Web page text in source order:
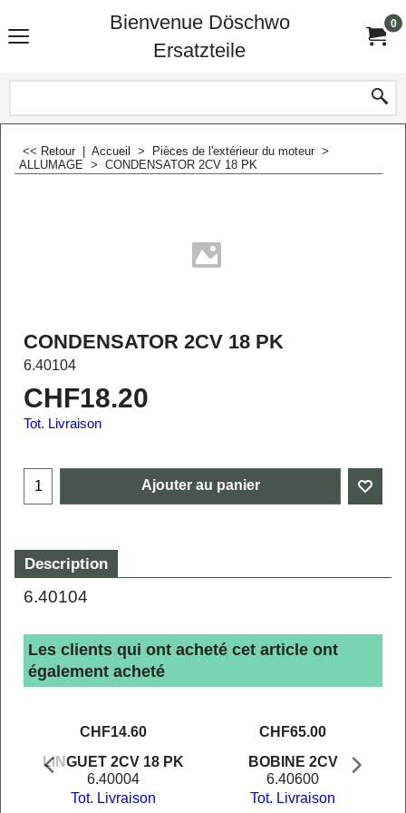
Bienvenue Döschwo
Ersatzteile
0
<< Retour Accueil > Pièces de l'extérieur du moteur >
ALLUMAGE > CONDENSATOR 2CV 18 PK
CONDENSATOR 2CV 18 PK
6.40104
CHF18.20
Tot. Livraison
Ajouter au panier
Description
6.40104
Les clients qui ont acheté cet article ont
également acheté
CHF14.60
LINGUET 2CV 18 PK
6.40004
Tot. Livraison
CHF65.00
BOBINE 2CV
6.40600
Tot. Livraison